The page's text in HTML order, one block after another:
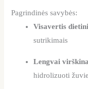
Pagrindinės savybės:
Visavertis
sutrikimais
Lengvai
hidrolizuoti